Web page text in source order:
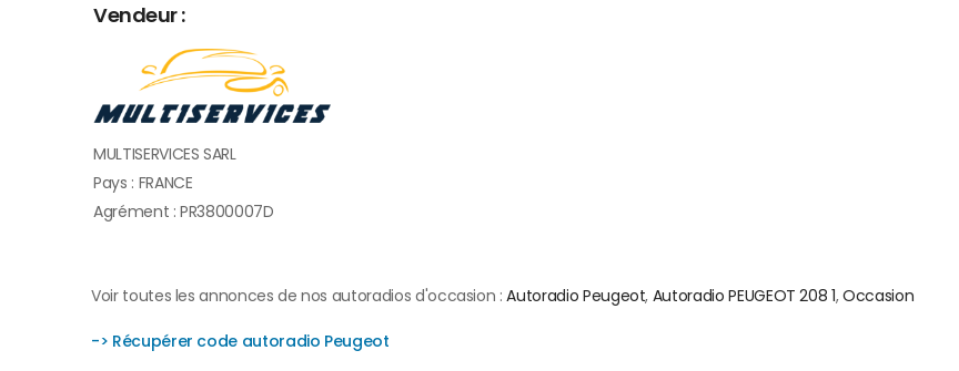
Vendeur :
MULTISERVICES SARL
Pays : FRANCE
Agrément : PR3800007D
Voir toutes les annonces de nos autoradios d'occasion :Autoradio Peugeot, Autoradio PEUGEOT 208 1,Occasion
-> Récupérer code autoradio Peugeot